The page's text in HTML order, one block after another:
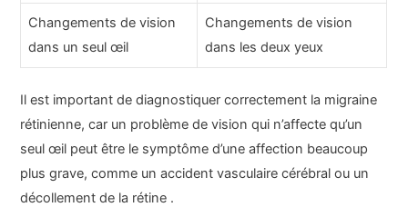
Changements de vision
dans un seul œil
Changements de vision
dans les deux yeux
Il est important de diagnostiquer correctement la migraine
rétinienne, car un problème de vision qui n’affecte qu’un
seul œil peut être le symptôme d’une affection beaucoup
plus grave, comme un accident vasculaire cérébral ou un
décollement de la rétine .